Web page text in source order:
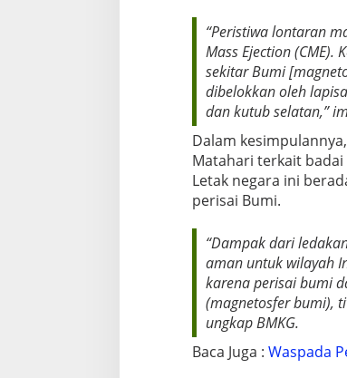
“Peristiwa lontaran
Mass Ejection (CME).
sekitar Bumi
dibelokkan oleh
dan kutub selatan,”
Dalam
Matahari terkait
Letak negara ini
perisai Bumi.
“Dampak dari
aman untuk wilayah
karena perisai bumi
(magnetosfer bumi),
ungkap BMKG.
Baca Juga : Waspada